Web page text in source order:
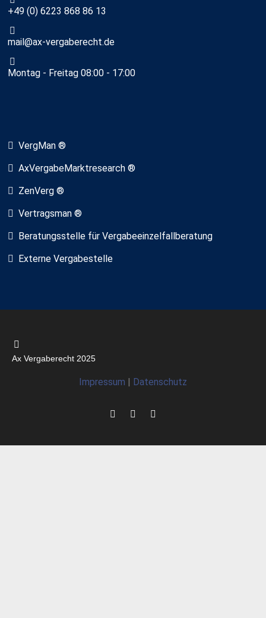
+49 (0) 6223 868 86 13
mail@ax-vergaberecht.de
Montag - Freitag 08:00 - 17:00
VergMan ®
AxVergabeMarktresearch ®
ZenVerg ®
Vertragsman ®
Beratungsstelle für Vergabeeinzelfallberatung
Externe Vergabestelle
Ax Vergaberecht 2025
Impressum Datenschutz